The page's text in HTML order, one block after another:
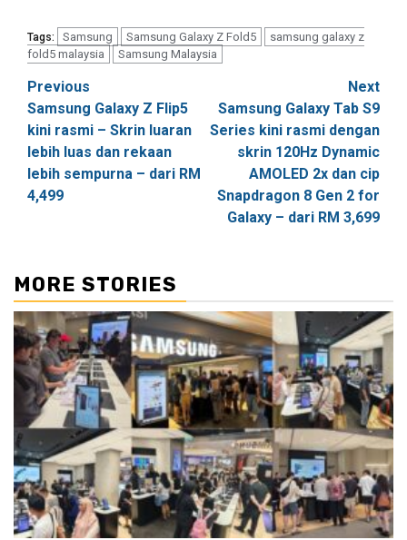
Tags: Samsung Samsung Galaxy Z Fold5
samsung galaxy z
fold5 malaysia
Samsung Malaysia
Post
navigation
Previous
Samsung Galaxy Z Flip5
kini rasmi – Skrin luaran
lebih luas dan rekaan
lebih sempurna – dari RM
4,499
Next
Samsung Galaxy Tab S9
Series kini rasmi dengan
skrin 120Hz Dynamic
AMOLED 2x dan cip
Snapdragon 8 Gen 2 for
Galaxy – dari RM 3,699
MORE STORIES